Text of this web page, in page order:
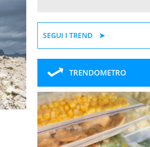
SEGUI I TREND
TRENDOMETRO